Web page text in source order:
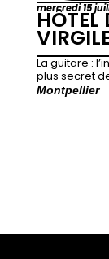
mercredi 15
HÔTEL
La guitare :
plus secret
Montpellier